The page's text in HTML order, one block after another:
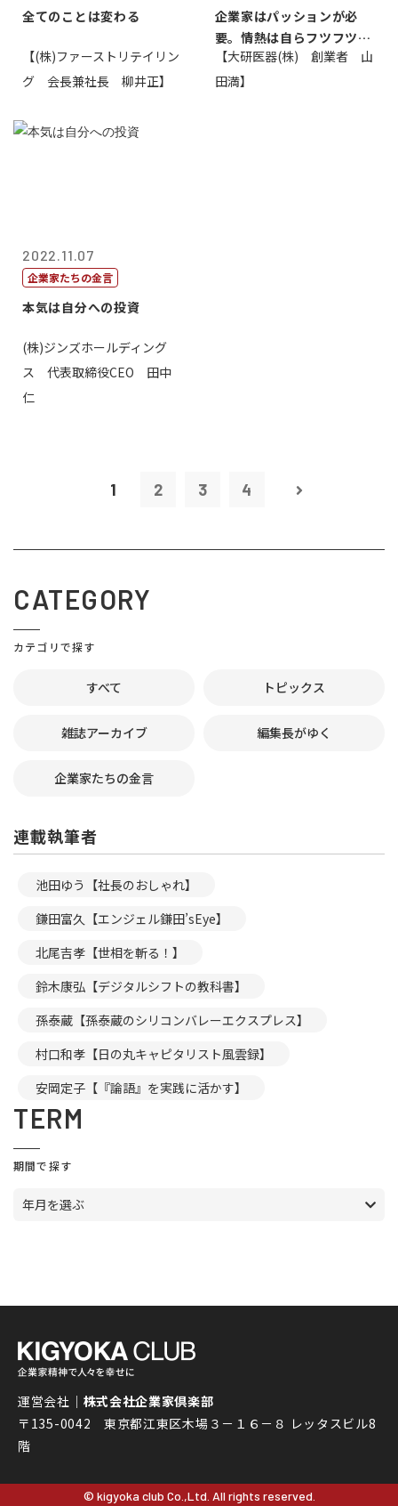
全てのことは変わる
【(株)ファーストリテイリン
グ 会長兼社長 柳井正】
企業家はパッションが必
要。情熱は自らフツフツと
湧いてくるもの...
【大研医器(株) 創業者 山
田満】
2022.11.07
企業家たちの金言
本気は自分への投資
(株)ジンズホールディング
ス 代表取締役CEO 田中
仁
1 2 3 4
CATEGORY
カテゴリで探す
すべて トピックス
雑誌アーカイブ 編集長がゆく
企業家たちの金言
連載執筆者
池田ゆう【社長のおしゃれ】
鎌田富久【エンジェル鎌田’sEye】
北尾吉孝【世相を斬る！】
鈴木康弘【デジタルシフトの教科書】
孫泰蔵【孫泰蔵のシリコンバレーエクスプレス】
村口和孝【日の丸キャピタリスト風雲録】
安岡定子【『論語』を実践に活かす】
TERM
期間で探す
年月を選ぶ
運営会社｜ 株式会社企業家倶楽部
〒135-0042 東京都江東区木場３－１６－８ レッタスビル8
階
© kigyoka club Co.,Ltd. All rights reserved.